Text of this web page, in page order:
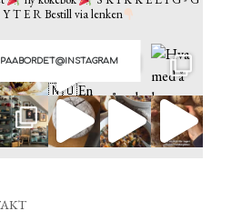
T E RBestill via lenken